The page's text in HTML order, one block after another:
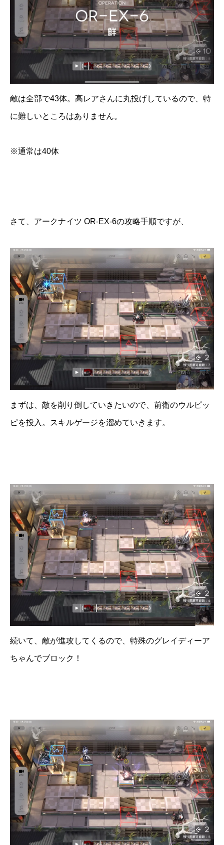
敵は全部で43体。高レアさんに丸投げしているので、特
に難しいところはありません。
※通常は40体
さて、アークナイツ OR-EX-6の攻略手順ですが、
まずは、敵を削り倒していきたいので、前衛のウルピッ
ピを投入。スキルゲージを溜めていきます。
続いて、敵が進攻してくるので、特殊のグレイディーア
ちゃんでブロック！